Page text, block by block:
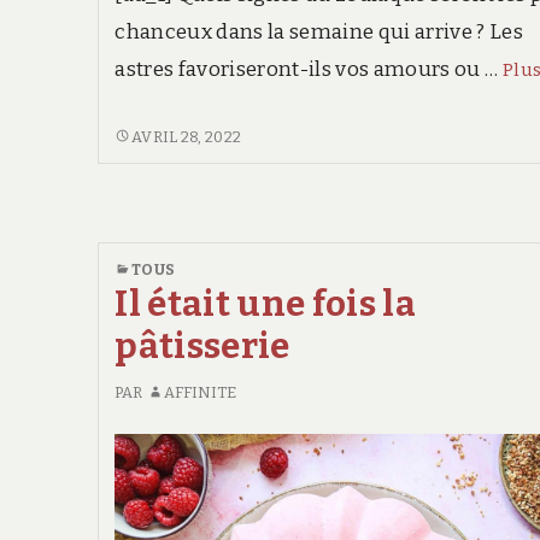
chanceux dans la semaine qui arrive ? Les
astres favoriseront-ils vos amours ou … Plus
HOROSCOPE,
(2 AU
8 MAI
2022)
AVRIL 28, 2022
TOUS
Il était une fois la
pâtisserie
PAR AFFINITE